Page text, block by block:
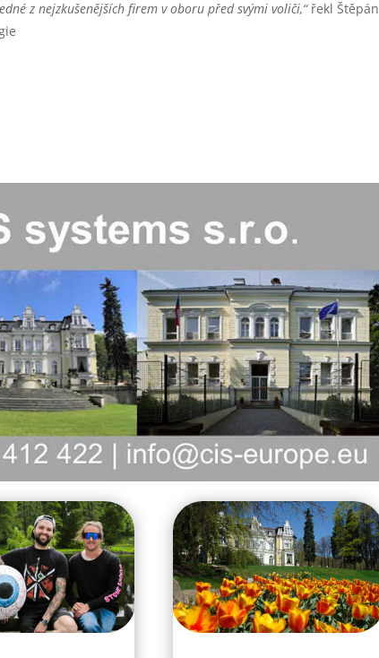
z nejzkušenějších firem v oboru před svými voliči,“ řekl Štěpán